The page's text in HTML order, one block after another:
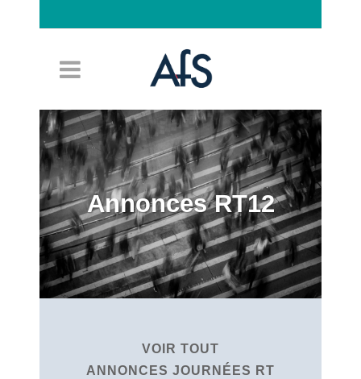
Annonces RT12
VOIR TOUT
ANNONCES JOURNÉES RT